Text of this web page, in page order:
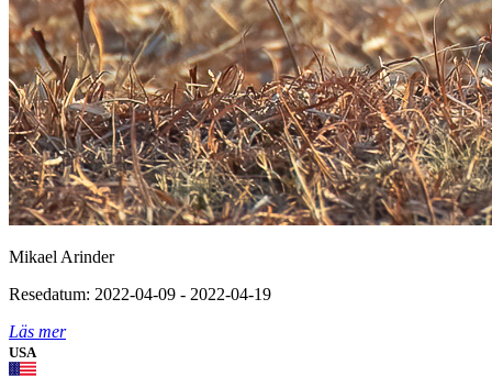
Mikael Arinder
Resedatum: 2022-04-09 - 2022-04-19
Läs mer
USA